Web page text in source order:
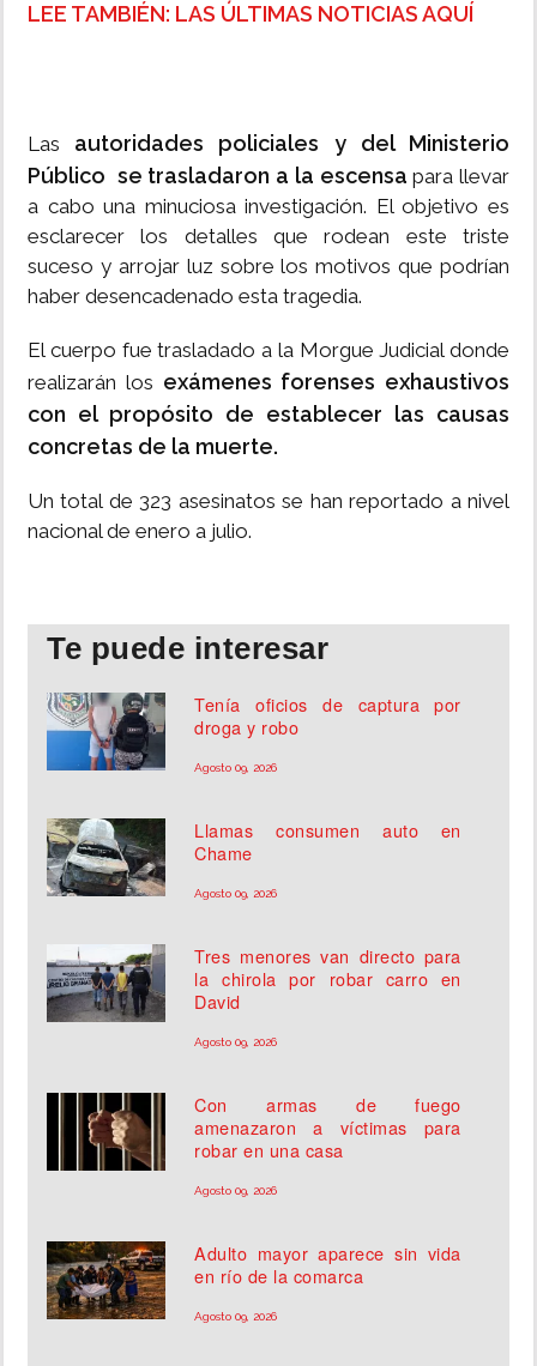
LEE TAMBIÉN: LAS ÚLTIMAS NOTICIAS AQUÍ
Las autoridades policiales y del Ministerio
Público se trasladaron a la escensapara llevar
a cabo una minuciosa investigación. El objetivo es
esclarecer los detalles que rodean este triste
suceso y arrojar luz sobre los motivos que podrían
haber desencadenado esta tragedia.
El cuerpo fue trasladado a la Morgue Judicial donde
realizarán los exámenes forenses exhaustivos
con el propósito de establecer las causas
concretas de la muerte.
Un total de 323 asesinatos se han reportado a nivel
nacional de enero a julio.
Te puede interesar
Tenía oficios de captura por
droga y robo
Agosto 09, 2026
Llamas consumen auto en
Chame
Agosto 09, 2026
Tres menores van directo para
la chirola por robar carro en
David
Agosto 09, 2026
Con armas de fuego
amenazaron a víctimas para
robar en una casa
Agosto 09, 2026
Adulto mayor aparece sin vida
en río de la comarca
Agosto 09, 2026